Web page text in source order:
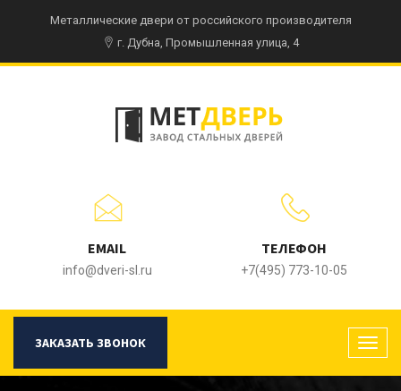
Металлические двери от российского производителя
г. Дубна, Промышленная улица, 4
EMAIL
info@dveri-sl.ru
ТЕЛЕФОН
+7(495) 773-10-05
ЗАКАЗАТЬ ЗВОНОК